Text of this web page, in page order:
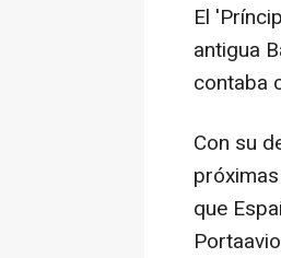
El
antigua
contaba
Con su
que